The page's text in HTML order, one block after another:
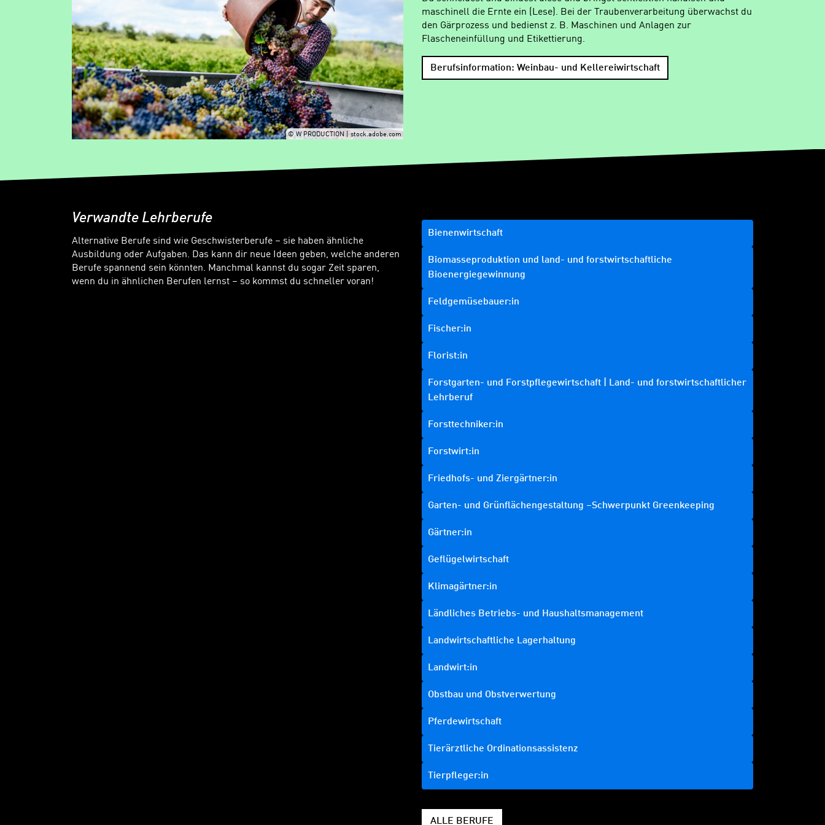
© W PRODUCTION | stock.adobe.com
maschinell die Ernte ein (Lese). Bei der Traubenverarbeitung überwachst du
den Gärprozess und bedienst z. B. Maschinen und Anlagen zur
Flascheneinfüllung und Etikettierung.
Berufsinformation: Weinbau- und Kellereiwirtschaft
Verwandte Lehrberufe
Alternative Berufe sind wie Geschwisterberufe – sie haben ähnliche
Ausbildung oder Aufgaben. Das kann dir neue Ideen geben, welche anderen
Berufe spannend sein könnten. Manchmal kannst du sogar Zeit sparen,
wenn du in ähnlichen Berufen lernst – so kommst du schneller voran!
Bienenwirtschaft
Biomasseproduktion und land- und forstwirtschaftliche
Bioenergiegewinnung
Feldgemüsebauer:in
Fischer:in
Florist:in
Forstgarten- und Forstpflegewirtschaft | Land- und forstwirtschaftlicher
Lehrberuf
Forsttechniker:in
Forstwirt:in
Friedhofs- und Ziergärtner:in
Garten- und Grünflächengestaltung –Schwerpunkt Greenkeeping
Gärtner:in
Geflügelwirtschaft
Klimagärtner:in
Ländliches Betriebs- und Haushaltsmanagement
Landwirtschaftliche Lagerhaltung
Landwirt:in
Obstbau und Obstverwertung
Pferdewirtschaft
Tierärztliche Ordinationsassistenz
Tierpfleger:in
ALLE BERUFE